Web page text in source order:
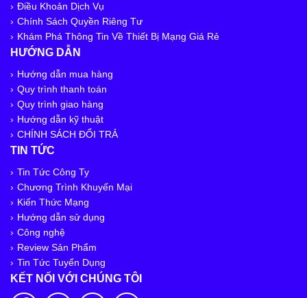
Điều Khoản Dịch Vụ
Chính Sách Quyền Riêng Tư
Khám Phá Thông Tin Về Thiết Bị Mạng Giá Rẻ
HƯỚNG DẪN
Hướng dẫn mua hàng
Quy trình thanh toán
Quy trình giao hàng
Hướng dẫn kỹ thuật
CHÍNH SÁCH ĐỔI TRẢ
TIN TỨC
Tin Tức Công Ty
Chương Trình Khuyến Mại
Kiến Thức Mạng
Hướng dẫn sử dụng
Công nghệ
Review Sản Phẩm
Tin Tức Tuyển Dụng
KẾT NỐI VỚI CHÚNG TÔI